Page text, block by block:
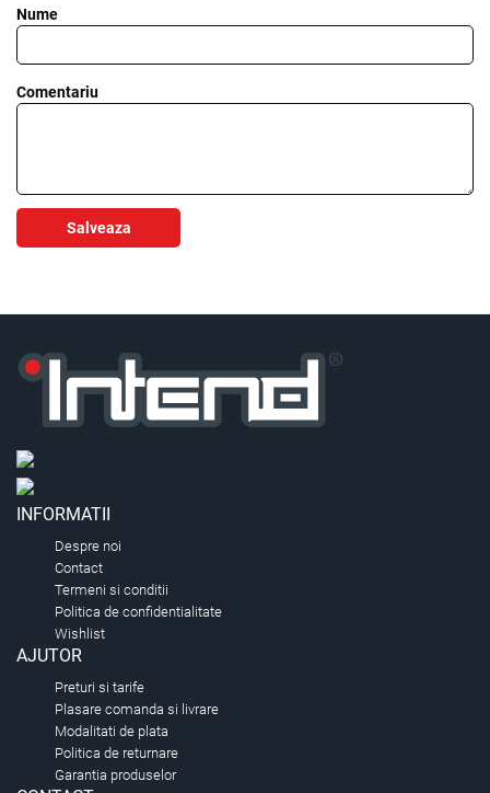
Nume
Comentariu
Salveaza
INFORMATII
Despre noi
Contact
Termeni si conditii
Politica de confidentialitate
Wishlist
AJUTOR
Preturi si tarife
Plasare comanda si livrare
Modalitati de plata
Politica de returnare
Garantia produselor